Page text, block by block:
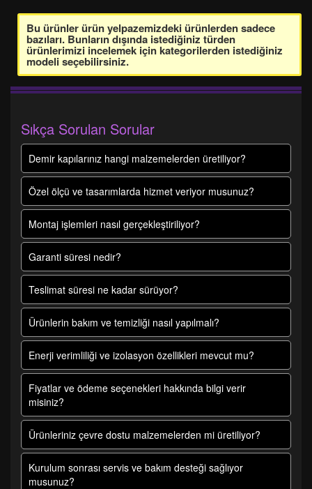
Bu ürünler ürün yelpazemizdeki ürünlerden sadece
bazıları. Bunların dışında istediğiniz türden
ürünlerimizi incelemek için kategorilerden istediğiniz
modeli seçebilirsiniz.
Sıkça Sorulan Sorular
Demir kapılarınız hangi malzemelerden üretiliyor?
Özel ölçü ve tasarımlarda hizmet veriyor musunuz?
Montaj işlemleri nasıl gerçekleştiriliyor?
Garanti süresi nedir?
Teslimat süresi ne kadar sürüyor?
Ürünlerin bakım ve temizliği nasıl yapılmalı?
Enerji verimliliği ve izolasyon özellikleri mevcut mu?
Fiyatlar ve ödeme seçenekleri hakkında bilgi verir
misiniz?
Ürünleriniz çevre dostu malzemelerden mi üretiliyor?
Kurulum sonrası servis ve bakım desteği sağlıyor
musunuz?